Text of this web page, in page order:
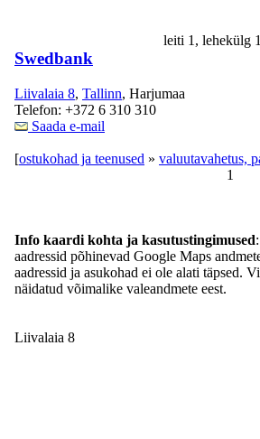
leiti 1,
Swedbank
Liivalaia 8, Tallinn, Harjumaa
Telefon: +372 6 310 310
Saada e-mail
[ostukohad ja teenused » valuutavahetus,
1
Info kaardi kohta ja kasutustingimused
aadressid põhinevad Google Maps
aadressid ja asukohad ei ole alati täpsed.
näidatud võimalike valeandmete eest.
Liivalaia 8